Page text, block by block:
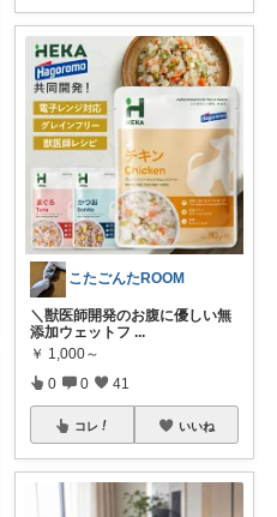
こたごんたROOM
＼獣医師開発のお腹に優しい無
添加ウェットフ ...
￥ 1,000～
0 0 41
コレ いいね